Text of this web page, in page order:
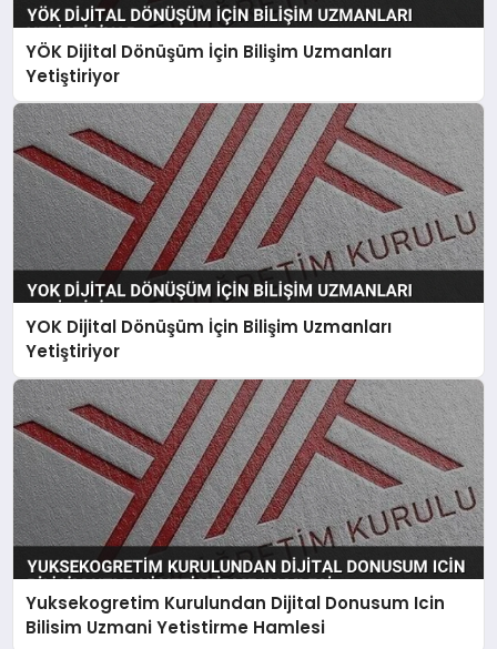
YÖK Dijital Dönüşüm İçin Bilişim Uzmanları
Yetiştiriyor
YOK Dijital Dönüşüm İçin Bilişim Uzmanları
Yetiştiriyor
Yuksekogretim Kurulundan Dijital Donusum Icin
Bilisim Uzmani Yetistirme Hamlesi